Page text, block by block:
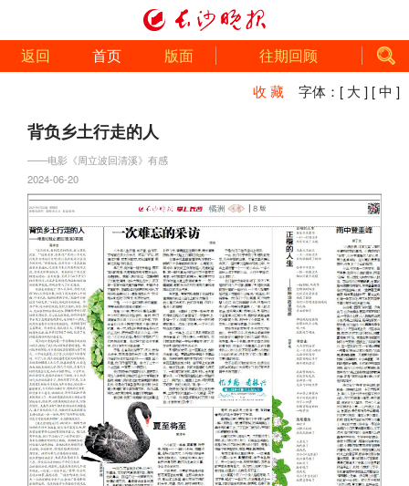
返回 首页 版面 往期回顾
收 藏 字体： [ 大 ] [ 中 ]
背负乡土行走的人
——电影《周立波回清溪》有感
2024-06-20